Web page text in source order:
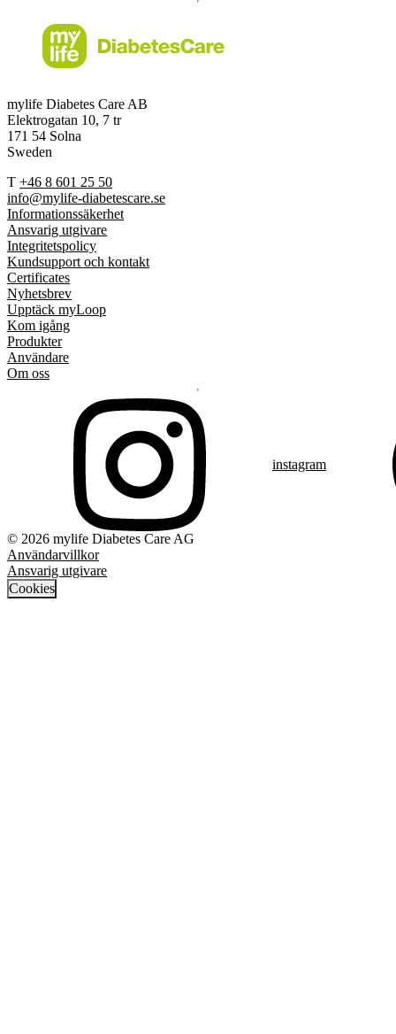
mylife Diabetes Care AB
Elektrogatan 10, 7 tr
171 54 Solna
Sweden
T +46 8 601 25 50
info@mylife-diabetescare.se
Informationssäkerhet
Ansvarig utgivare
Integritetspolicy
Kundsupport och kontakt
Certificates
Nyhetsbrev
Upptäck myLoop
Kom igång
Produkter
Användare
Om oss
instagram
© 2026 mylife Diabetes Care AG
Användarvillkor
Ansvarig utgivare
Cookies